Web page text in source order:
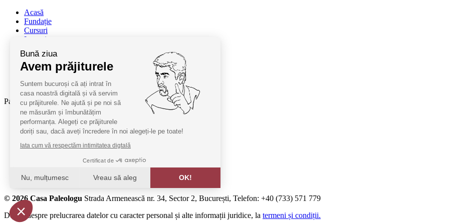
Acasă
Fundație
Cursuri
Lectori
Termeni și condiții
Cum deveniți oaspeți
SAL ANPC
Parteneri:
Radio Guerilla
RSM Romania
Barrier România
KPMG
MobilPay
© 2026 Casa Paleologu Strada Armenească nr. 34, Sector 2, București, Telefon: +40 (733) 571 779
Detalii despre prelucrarea datelor cu caracter personal și alte informații juridice, la termeni și condiții.
Bună ziua
Avem prăjiturele
Suntem bucuroși că ați intrat în
casa noastră digitală și vă servim
cu prăjiturele. Ne ajută și pe noi să
ne măsurăm și îmbunătățim
performanța. Alegeți ce prăjiturele
doriți sau, dacă aveți încredere în noi alegeți-le pe toate!
Iata cum vă respectăm intimitatea digtală
Certificat de
Nu, mulțumesc Vreau să aleg OK!
Axeptio consent
Platformă de Management al Consimțământului: Personalizați Opțiunile
Platforma noastră vă ajută să personalizați și să gestionați setările de confidențialitate, asigurând conformitatea cu